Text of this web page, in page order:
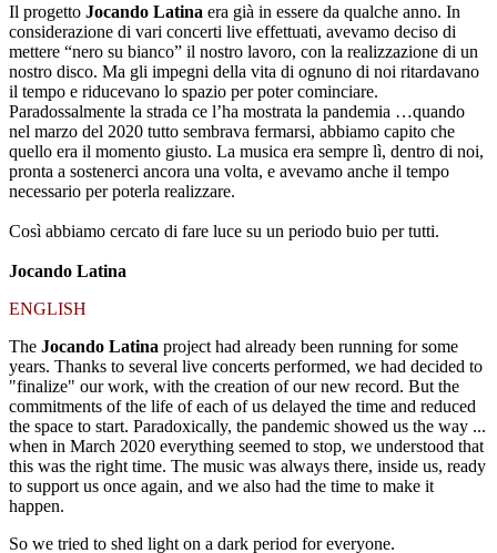
Il progetto Jocando Latina era già in essere da qualche anno. In
considerazione di vari concerti live effettuati, avevamo deciso di
mettere “nero su bianco” il nostro lavoro, con la realizzazione di un
nostro disco. Ma gli impegni della vita di ognuno di noi ritardavano
il tempo e riducevano lo spazio per poter cominciare.
Paradossalmente la strada ce l’ha mostrata la pandemia …quando
nel marzo del 2020 tutto sembrava fermarsi, abbiamo capito che
quello era il momento giusto. La musica era sempre lì, dentro di noi,
pronta a sostenerci ancora una volta, e avevamo anche il tempo
necessario per poterla realizzare.
Così abbiamo cercato di fare luce su un periodo buio per tutti.
Jocando Latina
ENGLISH
The Jocando Latina project had already been running for some
years. Thanks to several live concerts performed, we had decided to
"finalize" our work, with the creation of our new record. But the
commitments of the life of each of us delayed the time and reduced
the space to start. Paradoxically, the pandemic showed us the way ...
when in March 2020 everything seemed to stop, we understood that
this was the right time. The music was always there, inside us, ready
to support us once again, and we also had the time to make it
happen.
So we tried to shed light on a dark period for everyone.